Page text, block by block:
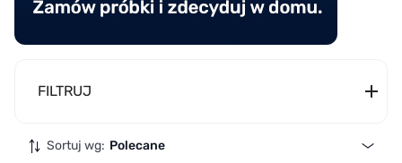
FILTRUJ
Sortuj wg: Polecane